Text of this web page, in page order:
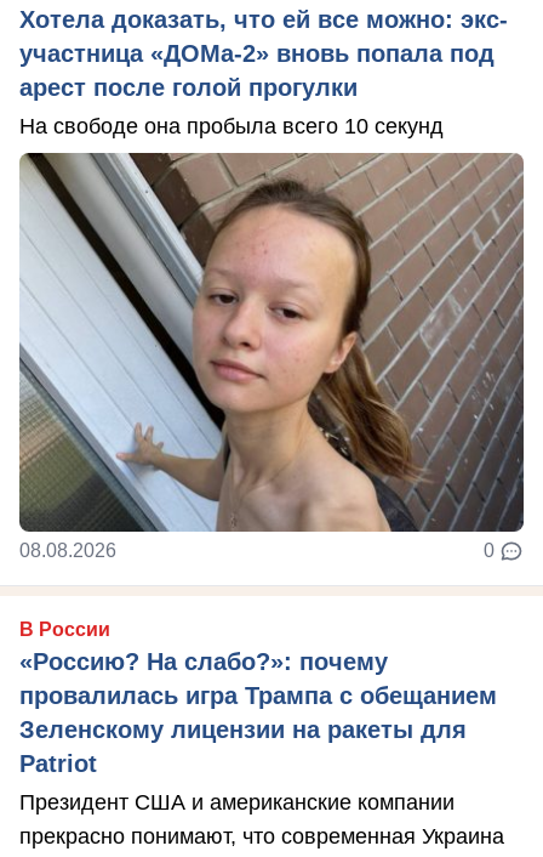
Хотела доказать, что ей все можно: экс-
участница «ДОМа-2» вновь попала под
арест после голой прогулки
На свободе она пробыла всего 10 секунд
08.08.2026 0
В России
«Россию? На слабо?»: почему
провалилась игра Трампа с обещанием
Зеленскому лицензии на ракеты для
Patriot
Президент США и американские компании
прекрасно понимают, что современная Украина